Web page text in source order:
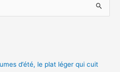
d’été, le plat léger qui cuit